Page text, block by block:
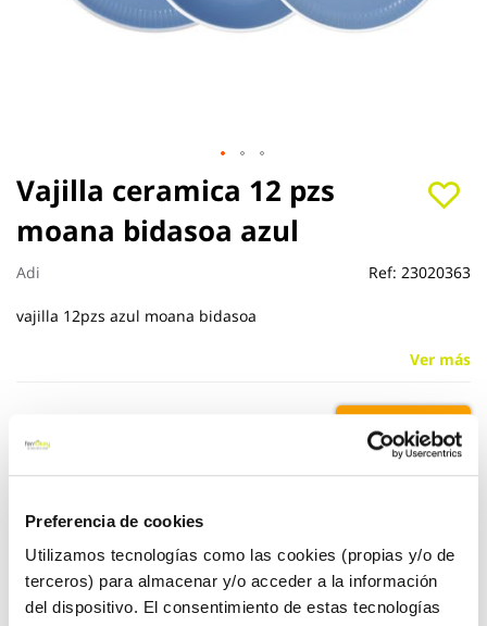
Preferencia de cookies
Utilizamos tecnologías como las cookies (propias y/o de
terceros) para almacenar y/o acceder a la información
del dispositivo. El consentimiento de estas tecnologías
Vajilla ceramica 12 pzs
moana bidasoa azul
Adi Ref: 23020363
vajilla 12pzs azul moana bidasoa
Ver más
39,45 €
Click&Collect - Recogida gratis
Envío a domicilio:
Saltar
al
comienzo
de
la
de
imágenes